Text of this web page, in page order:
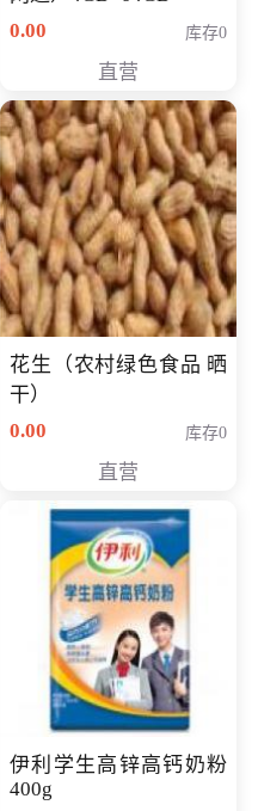
0.00
库存0
直营
花生（农村绿色食品 晒
干）
0.00
库存0
直营
伊利学生高锌高钙奶粉
400g